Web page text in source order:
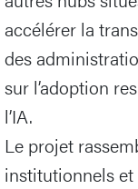
accélérer la
des
sur l’adoption
l’IA.
Le projet
institutionnels